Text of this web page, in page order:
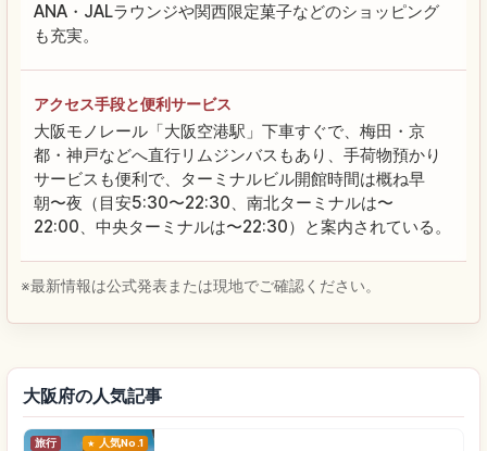
ANA・JALラウンジや関西限定菓子などのショッピング
も充実。
アクセス手段と便利サービス
大阪モノレール「大阪空港駅」下車すぐで、梅田・京
都・神戸などへ直行リムジンバスもあり、手荷物預かり
サービスも便利で、ターミナルビル開館時間は概ね早
朝〜夜（目安5:30〜22:30、南北ターミナルは〜
22:00、中央ターミナルは〜22:30）と案内されている。
※最新情報は公式発表または現地でご確認ください。
大阪府の人気記事
旅行 人気No.1